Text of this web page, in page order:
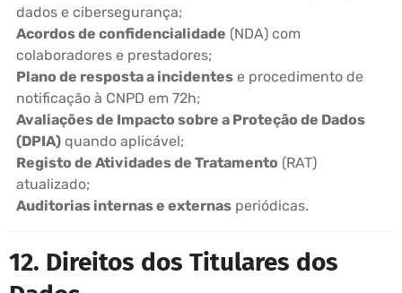
dados e cibersegurança;
Acordos de confidencialidade (NDA) com
colaboradores e prestadores;
Plano de resposta a incidentes e procedimento de
notificação à CNPD em 72h;
Avaliações de Impacto sobre a Proteção de Dados
(DPIA) quando aplicável;
Registo de Atividades de Tratamento (RAT)
atualizado;
Auditorias internas e externas periódicas.
12. Direitos dos Titulares dos